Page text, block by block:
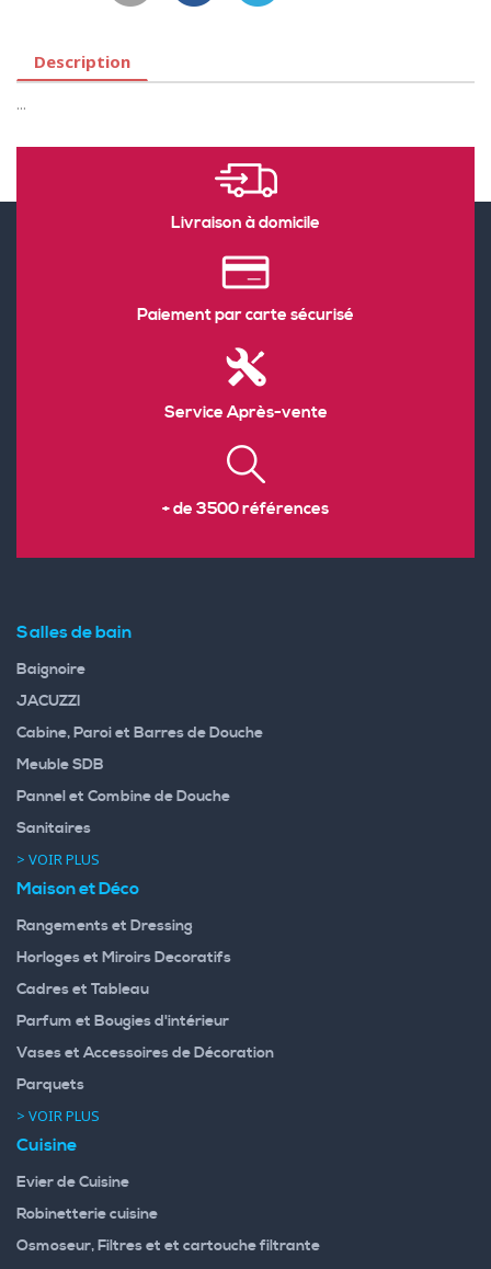
Description
...
Livraison à domicile
Paiement par carte sécurisé
Service Après-vente
+ de 3500 références
Salles de bain
Baignoire
JACUZZI
Cabine, Paroi et Barres de Douche
Meuble SDB
Pannel et Combine de Douche
Sanitaires
> VOIR PLUS
Maison et Déco
Rangements et Dressing
Horloges et Miroirs Decoratifs
Cadres et Tableau
Parfum et Bougies d'intérieur
Vases et Accessoires de Décoration
Parquets
> VOIR PLUS
Cuisine
Evier de Cuisine
Robinetterie cuisine
Osmoseur, Filtres et et cartouche filtrante